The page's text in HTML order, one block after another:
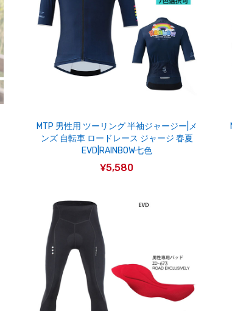
MTP 男性用 ツーリング 半袖ジャージー|メ
ンズ 自転車 ロードレース ジャージ 春夏
EVD|RAINBOW七色
¥5,580